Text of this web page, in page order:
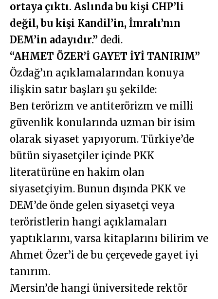
ortaya çıktı. Aslında bu kişi CHP’li
değil, bu kişi Kandil’in, İmralı’nın
DEM’in adayıdır.” dedi.
“AHMET ÖZER’İ GAYET İYİ TANIRIM”
Özdağ’ın açıklamalarından konuya
ilişkin satır başları şu şekilde:
Ben terörizm ve antiterörizm ve milli
güvenlik konularında uzman bir isim
olarak siyaset yapıyorum. Türkiye’de
bütün siyasetçiler içinde PKK
literatürüne en hakim olan
siyasetçiyim. Bunun dışında PKK ve
DEM’de önde gelen siyasetçi veya
teröristlerin hangi açıklamaları
yaptıklarını, varsa kitaplarını bilirim ve
Ahmet Özer’i de bu çerçevede gayet iyi
tanırım.
Mersin’de hangi üniversitede rektör